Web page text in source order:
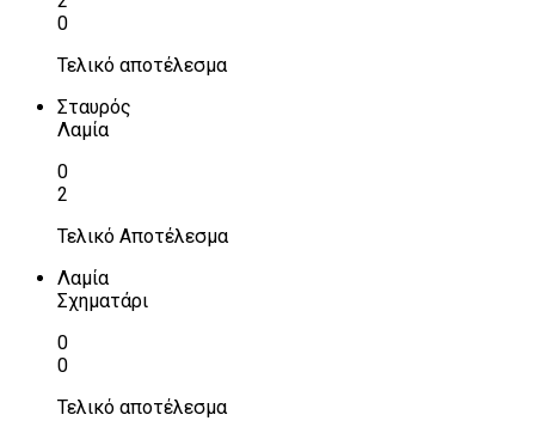
0
Τελικό αποτέλεσμα
Σταυρός
Λαμία
0
2
Τελικό Αποτέλεσμα
Λαμία
Σχηματάρι
0
0
Τελικό αποτέλεσμα